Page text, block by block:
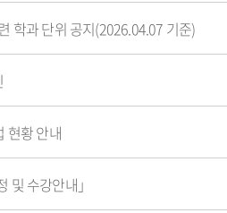
학과 단위 공지(2026.04.07 기준)
현황 안내
및 수강안내」